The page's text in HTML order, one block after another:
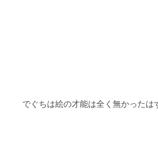
でぐちは絵の才能は全く無かったは